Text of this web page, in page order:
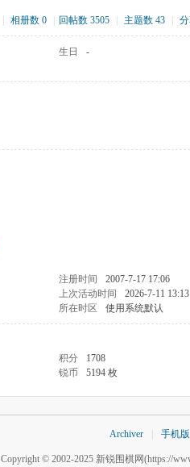
相册数 0 回帖数 3505 主题数 43
生日
-
注册时间
2007-7-17 17:06
上次活动时间
2026-7-11 13:13
所在时区 使用系统默认
积分
1708
锐币 5194 枚
Archiver 手机版
Copyright © 2002-2025 新锐围棋网(https://